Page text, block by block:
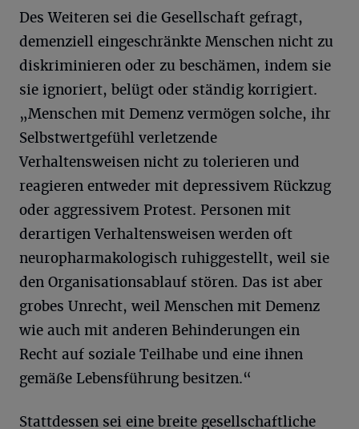
Des Weiteren sei die Gesellschaft gefragt,
demenziell eingeschränkte Menschen nicht zu
diskriminieren oder zu beschämen, indem sie
sie ignoriert, belügt oder ständig korrigiert.
„Menschen mit Demenz vermögen solche, ihr
Selbstwertgefühl verletzende
Verhaltensweisen nicht zu tolerieren und
reagieren entweder mit depressivem Rückzug
oder aggressivem Protest. Personen mit
derartigen Verhaltensweisen werden oft
neuropharmakologisch ruhiggestellt, weil sie
den Organisationsablauf stören. Das ist aber
grobes Unrecht, weil Menschen mit Demenz
wie auch mit anderen Behinderungen ein
Recht auf soziale Teilhabe und eine ihnen
gemäße Lebensführung besitzen.“
Stattdessen sei eine breite gesellschaftliche